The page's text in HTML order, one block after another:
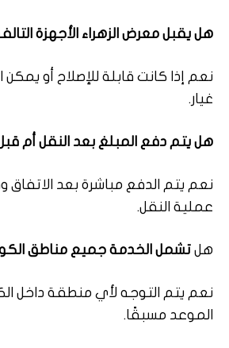
هل يقبل معرض الزهراء الأجهزة
نعم إذا كانت قابلة للإصلاح أو
غيار.
هل يتم دفع المبلغ بعد النقل أم
نعم يتم الدفع مباشرة بعد الاتفاق
عملية النقل.
هل تشمل الخدمة جميع مناطق
نعم يتم التوجه لأي منطقة داخل
الموعد مسبقًا.